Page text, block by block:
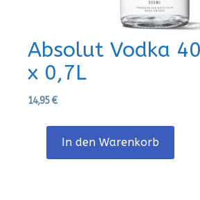
Absolut Vodka
x 0,7L
14,95€
In den Warenkorb